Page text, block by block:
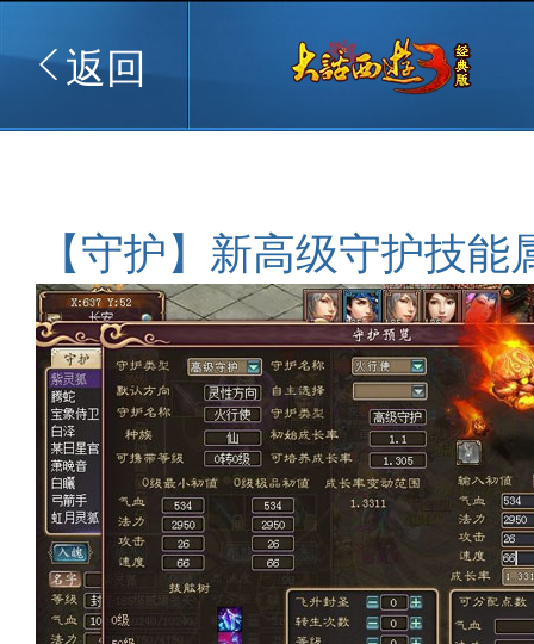
返回
【守护】新高级守护技能